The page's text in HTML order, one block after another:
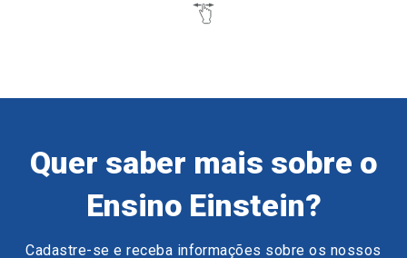
Quer saber mais sobre o
Ensino Einstein?
Cadastre-se e receba informações sobre os nossos